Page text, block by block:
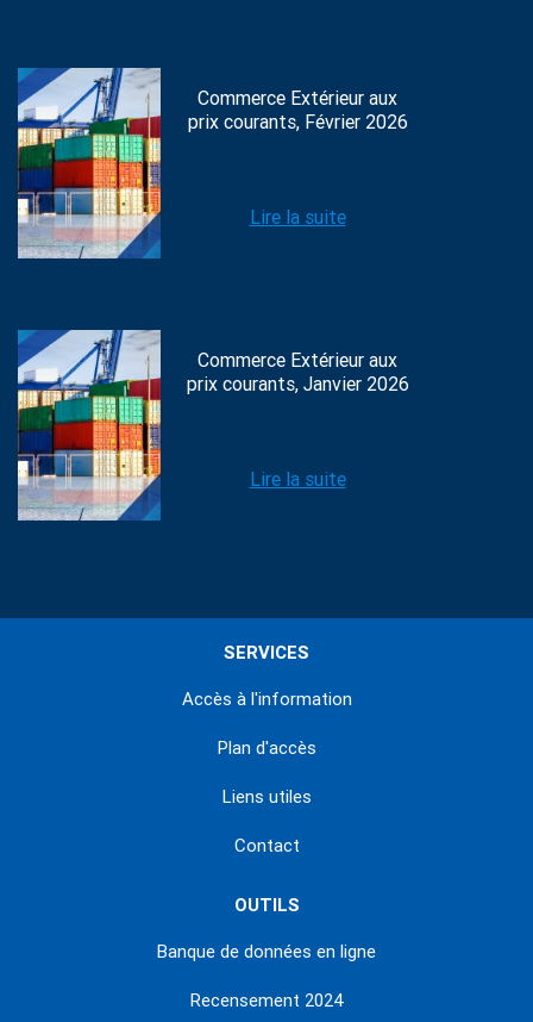
Commerce Extérieur aux
prix courants, Février 2026
Lire la suite
Commerce Extérieur aux
prix courants, Janvier 2026
Lire la suite
SERVICES
Accès à l'information
Plan d'accès
Liens utiles
Contact
OUTILS
Banque de données en ligne
Recensement 2024